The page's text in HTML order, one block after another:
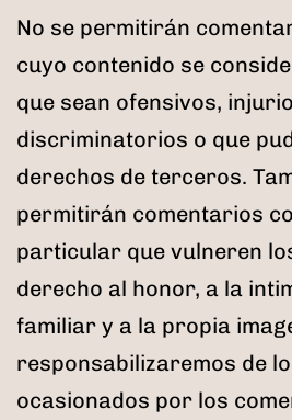
No se permitirán
cuyo contenido se
que sean ofensivos,
discriminatorios o que
derechos de terceros.
permitirán comentarios
particular que vulneren
derecho al honor, a la
familiar y a la propia
responsabilizaremos de
ocasionados por los